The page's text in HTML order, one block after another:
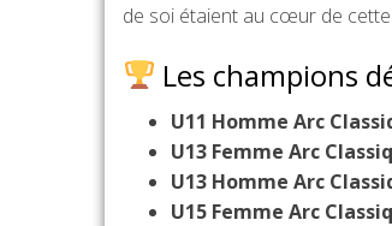
de soi étaient au cœur de cette
Les champions
U11 Homme Arc
U13 Femme Arc
U13 Homme Arc
U15 Femme Arc